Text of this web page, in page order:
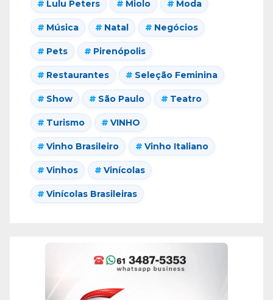
Lulu Peters Miolo Moda
Música Natal Negócios
Pets Pirenópolis
Restaurantes Seleção Feminina
Show São Paulo Teatro
Turismo VINHO
Vinho Brasileiro Vinho Italiano
Vinhos Vinícolas
Vinícolas Brasileiras